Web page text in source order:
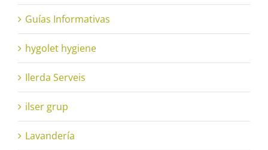
Guías Informativas
hygolet hygiene
Ilerda Serveis
ilser grup
Lavandería